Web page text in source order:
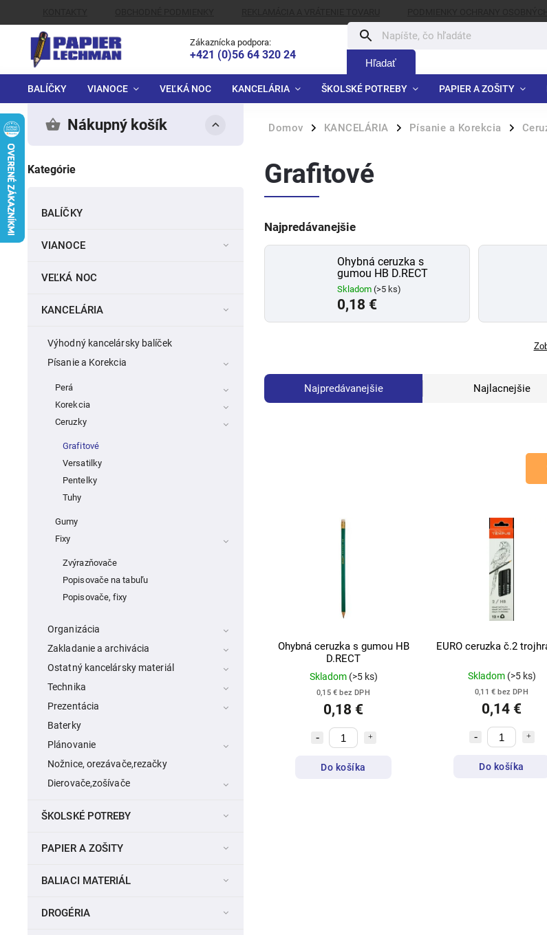
ALTERNATÍVNE RIEŠENIE SPOROV
Zákaznícka podpora:
+421 (0)56 64 320 24
Hľadať
BALÍČKY VIANOCE VEĽKÁ NOC KANCELÁRIA ŠKOLSKÉ POTREBY PAPIER A ZOŠITY
Domov / KANCELÁRIA / Písanie a Korekcia /
Nákupný košík
Kategórie
BALÍČKY
VIANOCE
VEĽKÁ NOC
KANCELÁRIA
Výhodný kancelársky balíček
Písanie a Korekcia
Perá
Korekcia
Ceruzky
Grafitové
Versatilky
Pentelky
Tuhy
Gumy
Fixy
Zvýrazňovače
Popisovače na tabuľu
Popisovače, fixy
Organizácia
Zakladanie a archivácia
Ostatný kancelársky materiál
Technika
Prezentácia
Baterky
Plánovanie
Nožnice, orezávače,rezačky
Dierovače,zošívače
ŠKOLSKÉ POTREBY
PAPIER A ZOŠITY
BALIACI MATERIÁL
DROGÉRIA
Grafitové
Najpredávanejšie
Ohybná ceruzka s
gumou HB D.RECT
Skladom (>5 ks)
0,18 €
Najpredávanejšie Najlacnejšie
Ohybná ceruzka s gumou HB
D.RECT
Skladom (>5 ks)
0,15 € bez DPH
0,18 €
Do košíka
EURO ceruzka č.2
Skladom (>5 ks)
0,11 € bez DPH
0,14 €
Do košíka